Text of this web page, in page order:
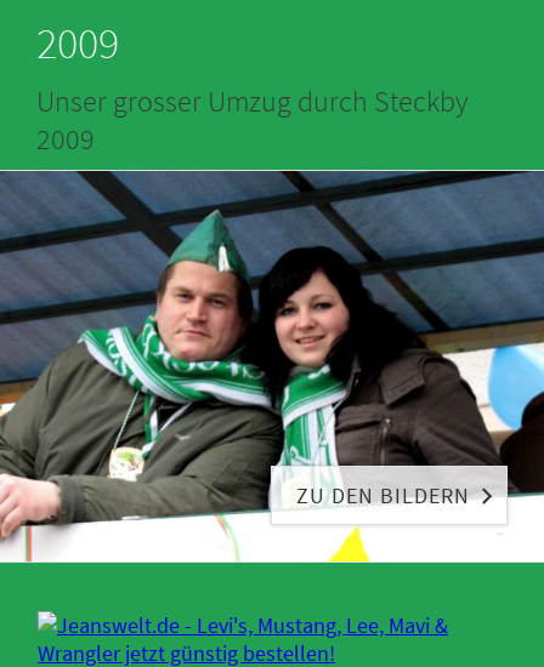
2009
Unser grosser Umzug durch Steckby
2009
ZU DEN BILDERN